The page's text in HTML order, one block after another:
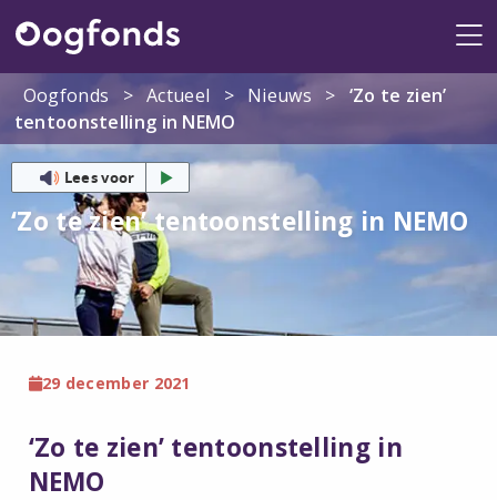
Oogfonds
> Actueel > Nieuws > ‘Zo te zien’
tentoonstelling in NEMO
Lees voor
‘Zo te zien’ tentoonstelling in NEMO
29 december 2021
‘Zo te zien’ tentoonstelling in
NEMO